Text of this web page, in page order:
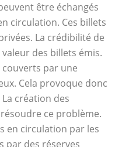
être échangés
circulation. Ces billets
La crédibilité de
des billets émis.
couverts par une
Cela provoque donc
création des
ce problème.
en circulation par les
par des réserves